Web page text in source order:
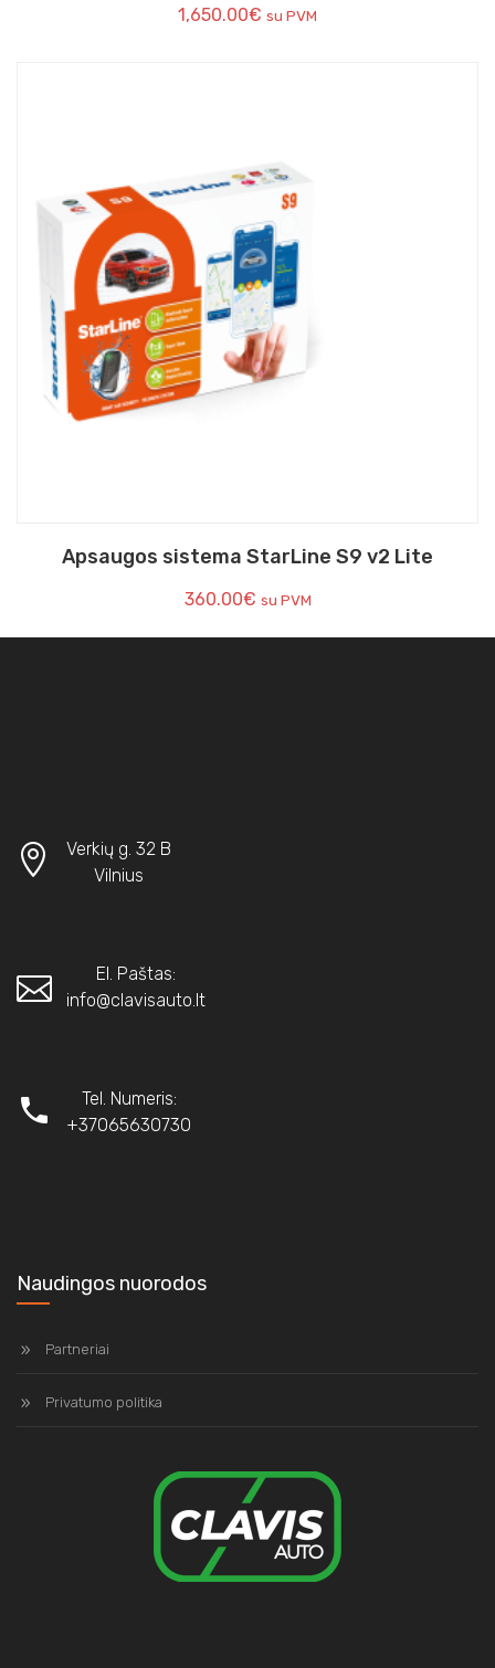
1,650.00€ su PVM
Apsaugos sistema StarLine S9 v2 Lite
360.00€ su PVM
Verkių g. 32 B
Vilnius
El. Paštas:
info@clavisauto.lt
Tel. Numeris:
+37065630730
Naudingos nuorodos
Partneriai
Privatumo politika